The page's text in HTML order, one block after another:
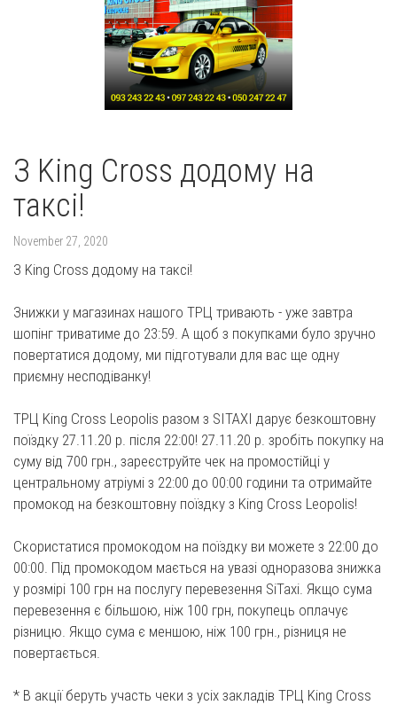
З King Cross додому на
таксі!
November 27, 2020
З King Cross додому на таксі!
Знижки у магазинах нашого ТРЦ тривають - уже завтра
шопінг триватиме до 23:59. А щоб з покупками було зручно
повертатися додому, ми підготували для вас ще одну
приємну несподіванку!
ТРЦ King Cross Leopolis разом з SIТАХІ дарує безкоштовну
поїздку 27.11.20 р. після 22:00! 27.11.20 р. зробіть покупку на
суму від 700 грн., зареєструйте чек на промостійці у
центральному атріумі з 22:00 до 00:00 години та отримайте
промокод на безкоштовну поїздку з King Cross Leopolis!
Скористатися промокодом на поїздку ви можете з 22:00 до
00:00. Під промокодом мається на увазі одноразова знижка
у розмірі 100 грн на послугу перевезення SiTaxi. Якщо сума
перевезення є більшою, ніж 100 грн, покупець оплачує
різницю. Якщо сума є меншою, ніж 100 грн., різниця не
повертається.
* В акції беруть участь чеки з усіх закладів ТРЦ King Cross